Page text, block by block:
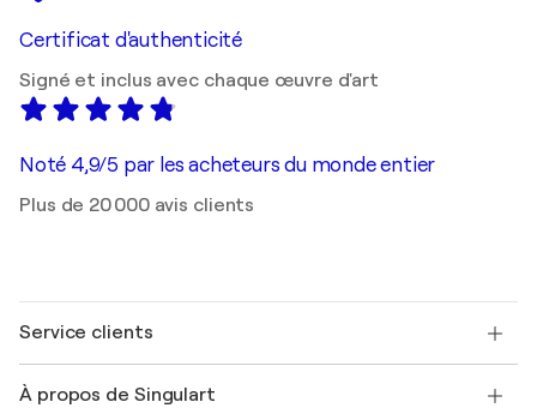
Certificat d'authenticité
Signé et inclus avec chaque œuvre d'art
Noté 4,9/5 par les acheteurs du monde entier
Plus de 20 000 avis clients
Service clients
Expédition
À propos de Singulart